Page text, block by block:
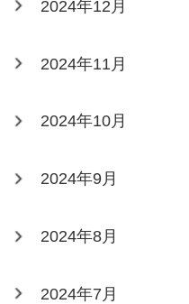
2024年12月
2024年11月
2024年10月
2024年9月
2024年8月
2024年7月